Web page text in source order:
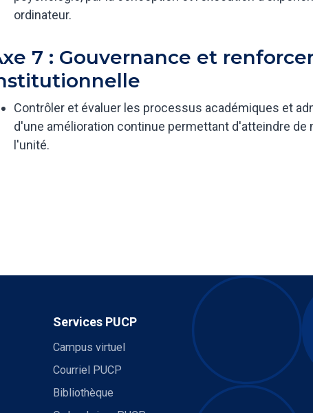
ordinateur.
7 : Gouvernance et
Contrôler et évaluer les processus académiques et
d'une amélioration continue permettant d'atteindre
l'unité.
Services PUCP
Campus virtuel
Courriel PUCP
Bibliothèque